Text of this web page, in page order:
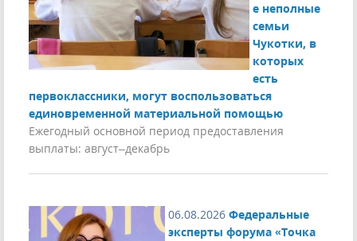
е неполные
семьи
Чукотки, в
которых
есть
первоклассники, могут воспользоваться
единовременной материальной помощью
Ежегодный основной период предоставления
выплаты: август–декабрь
06.08.2026 Федеральные
эксперты форума «Точка